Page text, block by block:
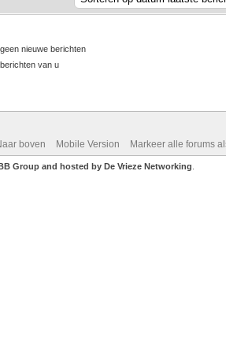
nieuwe berichten
van u
boven Mobile Version Markeer alle forums
Group and hosted by De Vrieze Networking